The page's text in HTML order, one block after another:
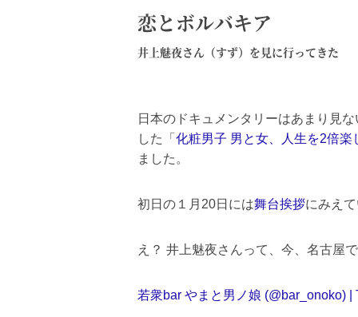
恋とボルバキア
井上魅夜さん（すず）を見に行ってきた
日本のドキュメンタリーはあまり見
した「 化粧男子 男と女、人生を2倍楽
ました。
初日の１月20日には舞台挨拶にみえ
え？ 井上魅夜さんって、今、名古屋
若衆bar やまと男ノ娘 (@bar_onoko) |